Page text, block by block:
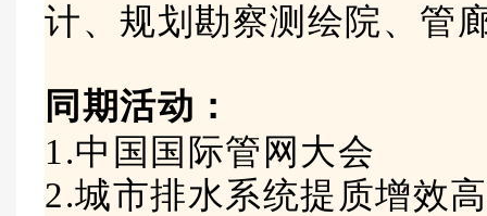
计、规划勘察测绘院、管
同期活动：
1.中国国际管网大会
2.城市排水系统提质增效